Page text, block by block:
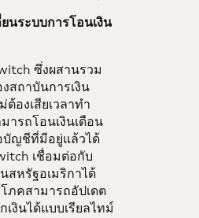
นระบบการโอนเงิน
ซึ่งผสานรวม
สถาบันการเงิน
องเสียเวลาทำ
ารถโอนเงินเดือน
บัญชีที่มีอยู่แล้วได้
เชื่อมต่อกับ
สหรัฐอเมริกาได้
ภคสามารถอัปเดต
เงินได้แบบเรียลไทม์